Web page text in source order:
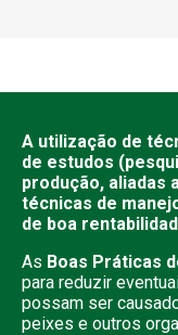
A utilização de
de estudos
produção, aliadas
técnicas de
de boa
As Boas Práticas
para reduzir
possam ser
peixes e outros